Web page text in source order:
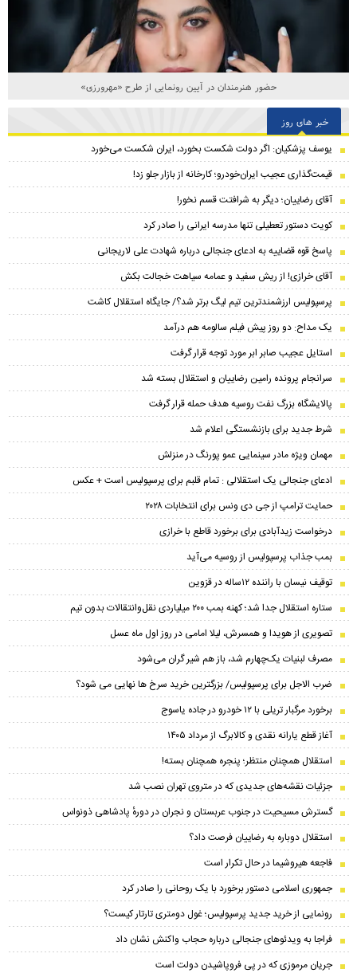
حضور هنرمندان در آیین رونمایی از طرح «مهرورزی»
خبر های روز
یوسف پزشکیان: اگر دولت شکست بخورد، ایران شکست می‌خورد
قیمت‌گذاری عجیب ایران‌خودرو؛ کارخانه از بازار جلو زد!
آقای رضاییان؛ دیگر به شرافتت قسم نخور!
کویت دستور تعطیلی تنها مدرسه ایرانی را صادر کرد
پاسخ قوه قضاییه به ادعای جنجالی درباره شهادت علی لاریجانی
آقای خرازی! از ریش سفید و عمامه سیاهت خجالت بکش
پرسپولیس ارزشمندترین تیم لیگ برتر شد؟/ جایگاه استقلال کاشت
یک مداح: دو روز پیش فیلم سالومه هم درآمد
استایل عجیب صابر ابر مورد توجه قرار گرفت
سرانجام پرونده رامین رضاییان و استقلال بسته شد
پالایشگاه بزرگ نفت روسیه هدف حمله قرار گرفت
شرط جدید برای بازنشستگی اعلام شد
مهمان ویژه مادر سینمایی عمو پورنگ در منزلش
ادعای جنجالی یک استقلالی : تمام قلبم برای پرسپولیس است + عکس
حمایت ترامپ از جی دی ونس برای انتخابات ۲۰۲۸
درخواست زیدآبادی برای برخورد قاطع با خرازی
بمب جذاب پرسپولیس از روسیه می‌آید
توقیف نیسان با راننده ۱۲ساله در قزوین
ستاره استقلال جدا شد؛ کهنه بمب ۲۰۰ میلیاردی نقل‌وانتقالات بدون تیم
تصویری از هویدا و همسرش، لیلا امامی در روز اول ماه عسل
مصرف لبنیات یک‌چهارم شد، باز هم شیر گران می‌شود
ضرب الاجل برای پرسپولیس/ بزرگترین خرید سرخ ها نهایی می شود؟
برخورد مرگبار تریلی با ۱۲ خودرو در جاده یاسوج
آغاز قطع یارانه نقدی و کالابرگ از مرداد ۱۴۰۵
استقلال همچنان منتظر؛ پنجره همچنان بسته!
جزئیات نقشه‌های جدیدی که در متروی تهران نصب شد
گسترش مسیحیت در جنوب عربستان و نجران در دورهٔ پادشاهی ذونواس
استقلال دوباره به رضاییان فرصت داد؟
فاجعه هیروشیما در حال تکرار است
جمهوری اسلامی دستور برخورد با یک روحانی را صادر کرد
رونمایی از خرید جدید پرسپولیس؛ غول دومتری تارتار کیست؟
فراجا به ویدئوهای جنجالی درباره حجاب واکنش نشان داد
جریان مرموزی که در پی فروپاشیدن دولت است